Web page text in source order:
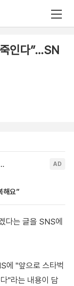
인다”…SN
다는 글을 SNS에
에 "앞으로 스타벅
"라는 내용이 담